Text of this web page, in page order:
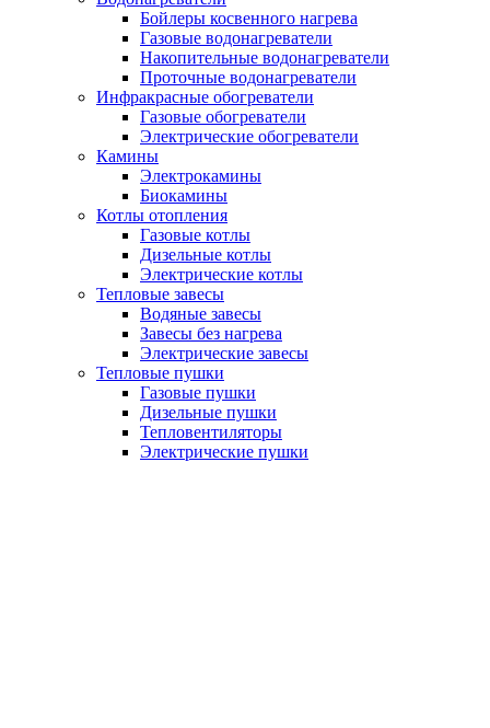
Бойлеры косвенного нагрева
Газовые водонагреватели
Накопительные водонагреватели
Проточные водонагреватели
Инфракрасные обогреватели
Газовые обогреватели
Электрические обогреватели
Камины
Электрокамины
Биокамины
Котлы отопления
Газовые котлы
Дизельные котлы
Электрические котлы
Тепловые завесы
Водяные завесы
Завесы без нагрева
Электрические завесы
Тепловые пушки
Газовые пушки
Дизельные пушки
Тепловентиляторы
Электрические пушки